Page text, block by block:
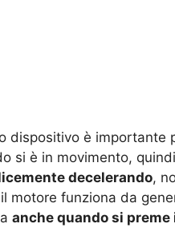
dispositivo è importante
si è in movimento,
decelerando,
motore funziona da
anche quando si preme